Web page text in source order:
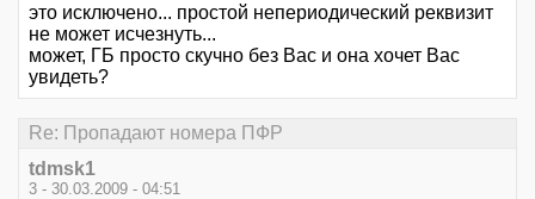
это исключено... простой непериодический реквизит
не может исчезнуть...
может, ГБ просто скучно без Вас и она хочет Вас
увидеть?
Re: Пропадают номера ПФР
tdmsk1
3 - 30.03.2009 - 04:51